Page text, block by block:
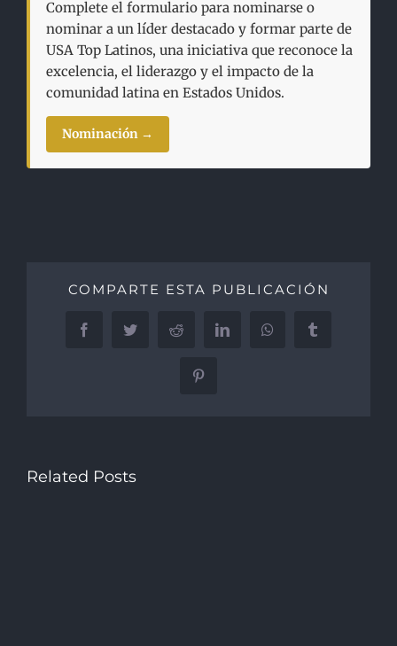
Complete el formulario para nominarse o
nominar a un líder destacado y formar parte de
USA Top Latinos, una iniciativa que reconoce la
excelencia, el liderazgo y el impacto de la
comunidad latina en Estados Unidos.
Nominación →
COMPARTE ESTA PUBLICACIÓN
FacebookTwitter Reddit LinkedInWhatsAppTumblr
Pinterest
Related Posts